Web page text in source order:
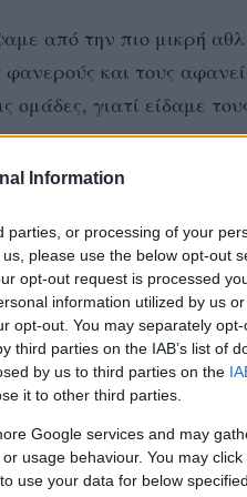
Information
parties, or processing of your
please use the below opt-out
opt-out request is processed
information utilized by us
opt-out. You may separately
third parties on the IAB’s list of
by us to third parties on the
it to other third parties.
Google services and may
usage behaviour. You may
use your data for below
από την πιο μικρή
και τους
ομάδες, γιατί είδαμε
την περίοδο 2020-21,
LEAGUE το 2019-20
της Volleyleague.
αγωνιστική χρονιά με